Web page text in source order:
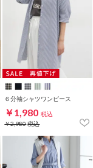
６分袖シャツワンピース
￥1,980 税込
￥2,980税込